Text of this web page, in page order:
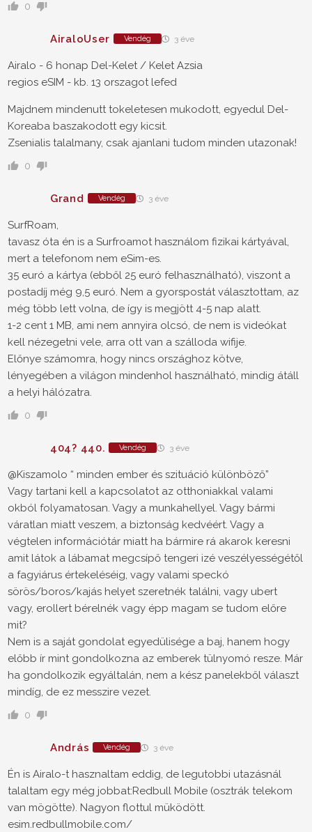
0
AiraloUser Vendég 3 éve
Airalo - 6 honap Del-Kelet / Kelet Azsia
regios eSIM - kb. 13 orszagot lefed
Majdnem mindenutt tokeletesen mukodott, egyedul Del-
Koreaba baszakodott egy kicsit.
Zsenialis talalmany, csak ajanlani tudom minden utazonak!
0
Grand Vendég 3 éve
SurfRoam,
tavasz óta én is a Surfroamot használom fizikai kártyával,
mert a telefonom nem eSim-es.
35 euró a kártya (ebből 25 euró felhasználható), viszont a
postadíj még 9,5 euró. Nem a gyorspostát választottam, az
még több lett volna, de így is megjött 4-5 nap alatt.
1-2 cent 1 MB, ami nem annyira olcsó, de nem is videókat
kell nézegetni vele, arra ott van a szálloda wifije.
Előnye számomra, hogy nincs országhoz kötve,
lényegében a világon mindenhol használható, mindig átáll
a helyi hálózatra.
0
404? 440. Vendég 3 éve
@Kiszamolo “ minden ember és szituáció különböző”
Vagy tartani kell a kapcsolatot az otthoniakkal valami
okból folyamatosan. Vagy a munkahellyel. Vagy bármi
váratlan miatt veszem, a biztonság kedvéért. Vagy a
végtelen információtár miatt ha bármire rá akarok keresni
amit látok a lábamat megcsípő tengeri izé veszélyességétől
a fagyiárus értekeléséig, vagy valami speckó
sörös/boros/kajás helyet szeretnék találni, vagy ubert
vagy, erollert bérelnék vagy épp magam se tudom előre
mit?
Nem is a saját gondolat egyedülisége a baj, hanem hogy
előbb ír mint gondolkozna az emberek tülnyomó resze. Már
ha gondolkozik egyáltalán, nem a kész panelekből választ
mindíg, de ez messzire vezet.
0
András Vendég 3 éve
Én is Airalo-t hasznaltam eddig, de legutobbi utazásnál
talaltam egy még jobbat:Redbull Mobile (osztrák telekom
van mögötte). Nagyon flottul müködött.
esim.redbullmobile.com/